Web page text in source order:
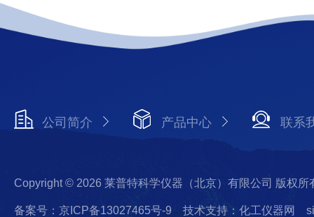
公司简介 产品中心 联系
Copyright © 2026 莱普特科学仪器（北京）有限公司 版权所
备案号：京ICP备13027465号-9 技术支持：化工仪器网